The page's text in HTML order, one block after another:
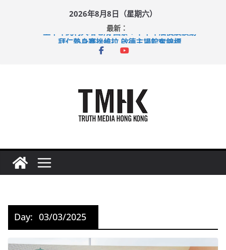
2026年8月8日（星期六）
最新：
上半年純利大增七成 國泰：下半年油價續波動
拜仁熱身賽挫維拉 啟德主場館奪錦標
性罪行修例獲九成支持 鄧炳強：爭取今屆任期內完成立法
Day: 03/03/2025